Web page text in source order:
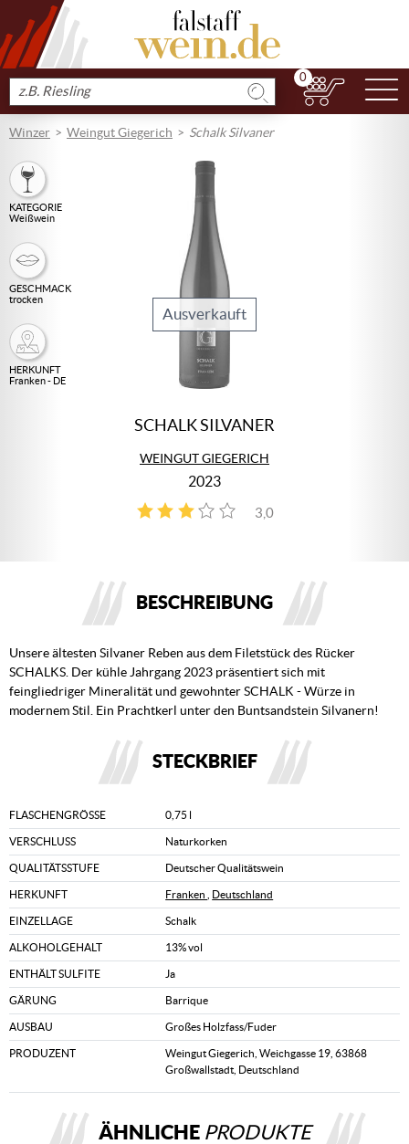
Produkt
suchen
0
Winzer Weingut Giegerich Schalk Silvaner
KATEGORIE
Weißwein
GESCHMACK
trocken
HERKUNFT
Franken - DE
Ausverkauft
SCHALK SILVANER
WEINGUT GIEGERICH
2023
3,0
1
BESCHREIBUNG
Unsere ältesten Silvaner Reben aus dem Filetstück des Rücker
SCHALKS. Der kühle Jahrgang 2023 präsentiert sich mit
feingliedriger Mineralität und gewohnter SCHALK - Würze in
modernem Stil. Ein Prachtkerl unter den Buntsandstein Silvanern!
STECKBRIEF
FLASCHENGRÖSSE 0,75 l
VERSCHLUSS Naturkorken
QUALITÄTSSTUFE Deutscher Qualitätswein
HERKUNFT Franken Deutschland
EINZELLAGE Schalk
ALKOHOLGEHALT 13% vol
ENTHÄLT SULFITE Ja
GÄRUNG Barrique
AUSBAU Großes Holzfass/Fuder
PRODUZENT
Weingut Giegerich, Weichgasse 19, 63868
Großwallstadt, Deutschland
ÄHNLICHE PRODUKTE